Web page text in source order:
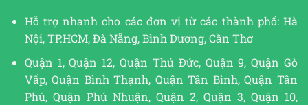
Hỗ trợ nhanh cho các đơn vị từ các thành phố: Hà
Nội, TP.HCM, Đà Nẵng, Bình Dương, Cần Thơ
Quận 1, Quận 12, Quận Thủ Đức, Quận 9, Quận Gò
Vấp, Quận Bình Thạnh, Quận Tân Bình, Quận Tân
Phú, Quận Phú Nhuận, Quận 2, Quận 3, Quận 10,